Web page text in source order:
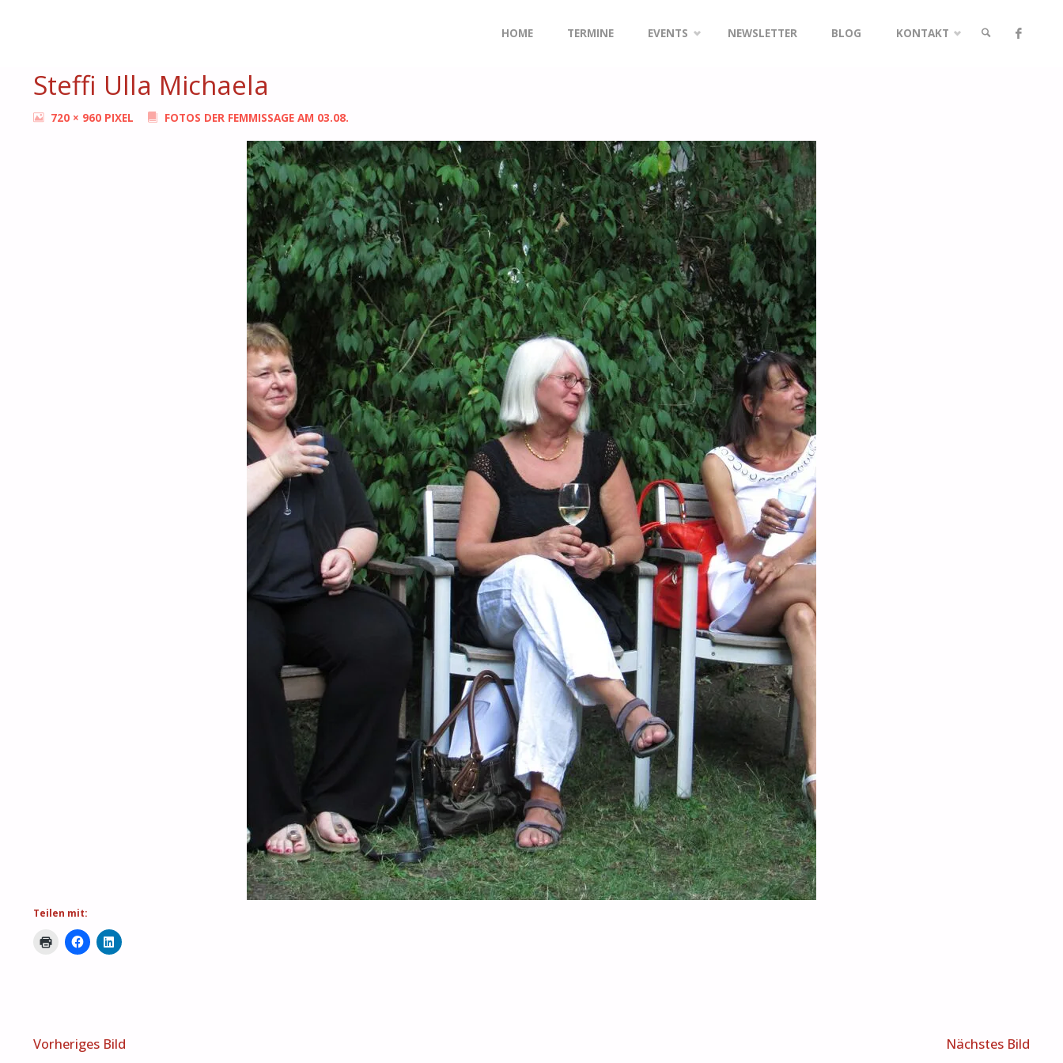
FEMMES
HOME TERMINE EVENTS NEWSLETTER BLOG KONTAKT
Steffi Ulla Michaela
ORIGINALGRÖSSE
720 × 960 PIXEL FOTOS DER FEMMISSAGE AM 03.08.
Teilen mit:
Vorheriges Bild Nächstes Bild